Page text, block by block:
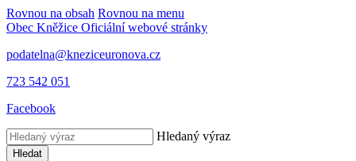
Rovnou na obsah Rovnou na menu
Obec Kněžice Oficiální webové stránky
podatelna@kneziceuronova.cz
723 542 051
Facebook
Hledaný výraz
Hledat